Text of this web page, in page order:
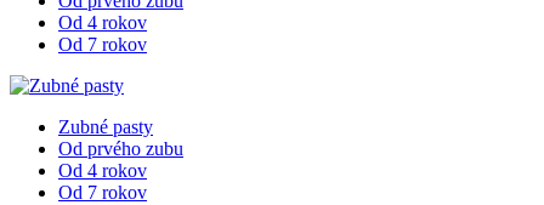
Od 4 rokov
Od 7 rokov
Zubné pasty
Od prvého zubu
Od 4 rokov
Od 7 rokov